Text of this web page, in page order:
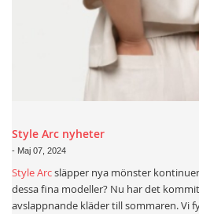
Style Arc nyheter
- Maj 07, 2024
Style Arcsläpper nya mönster
dessa fina modeller? Nu har det kommit
avslappnande kläder till sommaren. Vi